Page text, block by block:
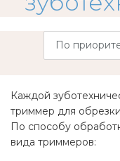
По
Каждой
триммер для
По способу
вида триммеров: